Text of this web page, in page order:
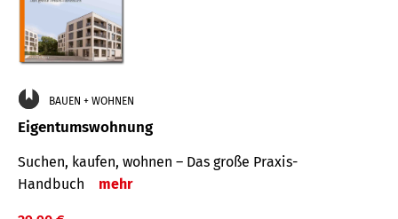
BAUEN + WOHNEN
Eigentumswohnung
Suchen, kaufen, wohnen – Das große Praxis-
Handbuch
mehr